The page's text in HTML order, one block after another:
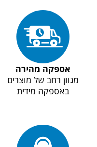
אספקה מהירה
מגוון רחב של מוצרים
באספקה מידית